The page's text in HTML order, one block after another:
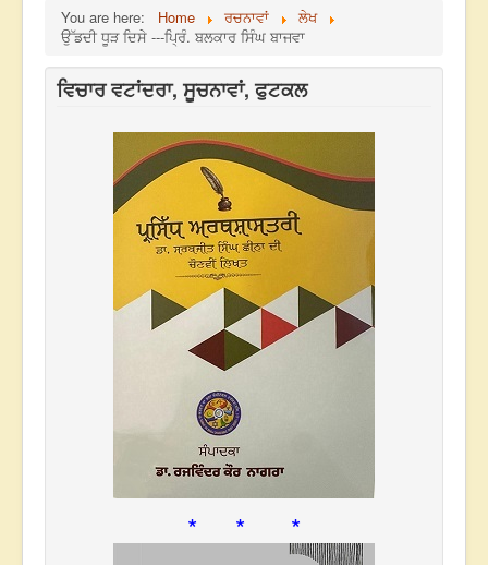
You are here: Home ਰਚਨਾਵਾਂ
ਲੇਖ
ਉੱਡਦੀ ਧੂੜ ਦਿਸੇ ---ਪ੍ਰਿੰ. ਬਲਕਾਰ ਸਿੰਘ ਬਾਜਵਾ
ਵਿਚਾਰ ਵਟਾਂਦਰਾ, ਸੂਚਨਾਵਾਂ, ਫੁਟਕਲ
* * *